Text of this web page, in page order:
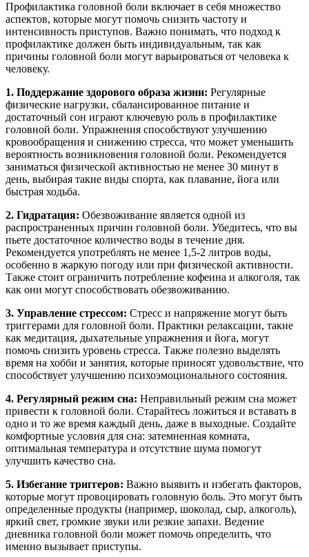
Профилактика головной боли включает в себя множество
аспектов, которые могут помочь снизить частоту и
интенсивность приступов. Важно понимать, что подход к
профилактике должен быть индивидуальным, так как
причины головной боли могут варьироваться от человека к
человеку.
1. Поддержание здорового образа жизни: Регулярные
физические нагрузки, сбалансированное питание и
достаточный сон играют ключевую роль в профилактике
головной боли. Упражнения способствуют улучшению
кровообращения и снижению стресса, что может уменьшить
вероятность возникновения головной боли. Рекомендуется
заниматься физической активностью не менее 30 минут в
день, выбирая такие виды спорта, как плавание, йога или
быстрая ходьба.
2. Гидратация: Обезвоживание является одной из
распространенных причин головной боли. Убедитесь, что вы
пьете достаточное количество воды в течение дня.
Рекомендуется употреблять не менее 1,5-2 литров воды,
особенно в жаркую погоду или при физической активности.
Также стоит ограничить потребление кофеина и алкоголя, так
как они могут способствовать обезвоживанию.
3. Управление стрессом: Стресс и напряжение могут быть
триггерами для головной боли. Практики релаксации, такие
как медитация, дыхательные упражнения и йога, могут
помочь снизить уровень стресса. Также полезно выделять
время на хобби и занятия, которые приносят удовольствие, что
способствует улучшению психоэмоционального состояния.
4. Регулярный режим сна: Неправильный режим сна может
привести к головной боли. Старайтесь ложиться и вставать в
одно и то же время каждый день, даже в выходные. Создайте
комфортные условия для сна: затемненная комната,
оптимальная температура и отсутствие шума помогут
улучшить качество сна.
5. Избегание триггеров: Важно выявить и избегать факторов,
которые могут провоцировать головную боль. Это могут быть
определенные продукты (например, шоколад, сыр, алкоголь),
яркий свет, громкие звуки или резкие запахи. Ведение
дневника головной боли может помочь определить, что
именно вызывает приступы.